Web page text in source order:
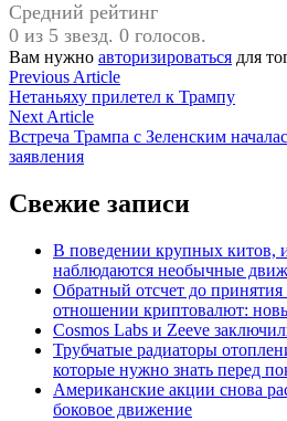
Средний рейтинг
0 из 5 звезд. 0 голосов.
Вам нужно авторизироваться для
Навигация
по
записям
Previous ArticlePrevious
article:
Нетаньяху прилетел к Трампу
Next ArticleNext
article:
Встреча Трампа с Зеленским
заявления
Свежие записи
В поведении крупных китов,
наблюдаются необычные
Обратный отсчет до принятия
отношении криптовалют:
Cosmos Labs и Zeeve
Трубчатые радиаторы
которые нужно знать перед
Американские акции снова
боковое движение